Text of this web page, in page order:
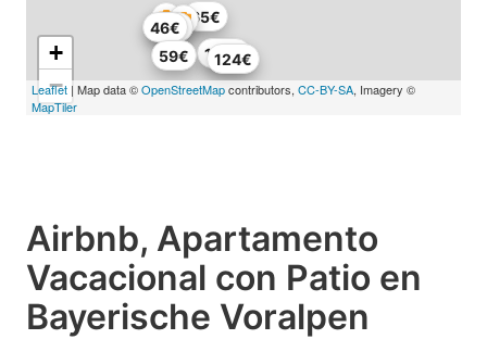
53€
46€
65€
124€
59€ 120€
+
−
Leaflet | Map data ©OpenStreetMapcontributors, CC-BY-SA, Imagery ©
MapTiler
Airbnb, Apartamento
Vacacional con Patio en
Bayerische Voralpen